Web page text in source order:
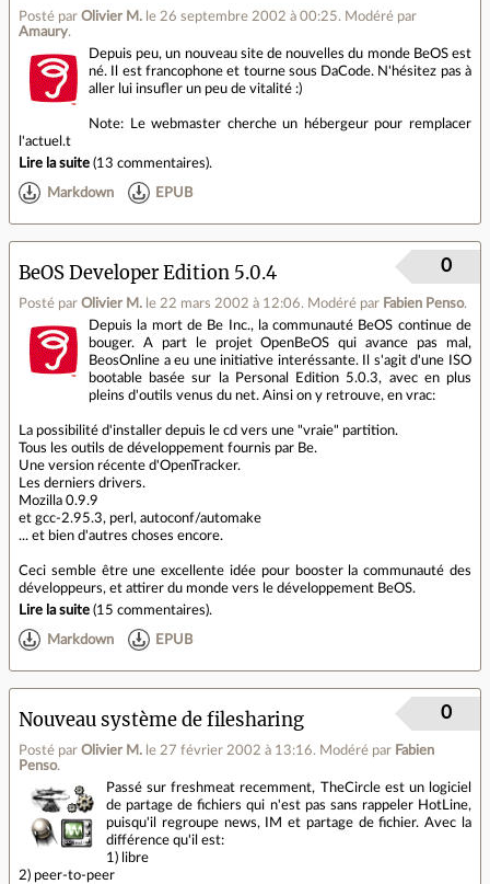
Posté par Olivier M. le 26 septembre 2002 à 00:25. Modéré par
Amaury.
Depuis peu, un nouveau site de nouvelles du monde BeOS est
né. Il est francophone et tourne sous DaCode. N'hésitez pas à
aller lui insufler un peu de vitalité :)
Note: Le webmaster cherche un hébergeur pour remplacer
l'actuel.t
Lire la suite (13 commentaires).
Markdown EPUB
BeOS Developer Edition 5.0.4
Posté par Olivier M. le 22 mars 2002 à 12:06. Modéré par Fabien Penso.
0
Depuis la mort de Be Inc., la communauté BeOS continue de
bouger. A part le projet OpenBeOS qui avance pas mal,
BeosOnline a eu une initiative interéssante. Il s'agit d'une ISO
bootable basée sur la Personal Edition 5.0.3, avec en plus
pleins d'outils venus du net. Ainsi on y retrouve, en vrac:
La possibilité d'installer depuis le cd vers une "vraie" partition.
Tous les outils de développement fournis par Be.
Une version récente d'OpenTracker.
Les derniers drivers.
Mozilla 0.9.9
et gcc-2.95.3, perl, autoconf/automake
... et bien d'autres choses encore.
Ceci semble être une excellente idée pour booster la communauté des
développeurs, et attirer du monde vers le développement BeOS.
Lire la suite (15 commentaires).
Markdown EPUB
Nouveau système de filesharing
Posté par Olivier M. le 27 février 2002 à 13:16. Modéré par Fabien
Penso.
0
Passé sur freshmeat recemment, TheCircle est un logiciel
de partage de fichiers qui n'est pas sans rappeler HotLine,
puisqu'il regroupe news, IM et partage de fichier. Avec la
différence qu'il est:
1) libre
2) peer-to-peer